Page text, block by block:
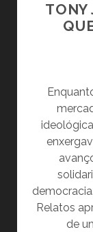
TONY
Relatos
de